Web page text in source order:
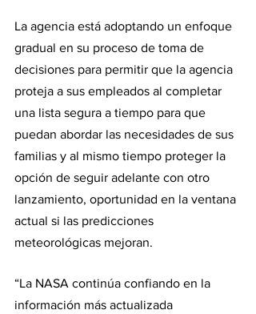
La agencia está adoptando un enfoque
gradual en su proceso de toma de
decisiones para permitir que la agencia
proteja a sus empleados al completar
una lista segura a tiempo para que
puedan abordar las necesidades de sus
familias y al mismo tiempo proteger la
opción de seguir adelante con otro
lanzamiento, oportunidad en la ventana
actual si las predicciones
meteorológicas mejoran.
“La NASA continúa confiando en la
información más actualizada